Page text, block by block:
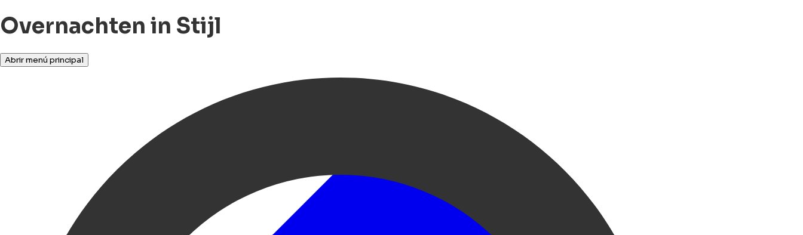
Overnachten in Stijl
Abrir menú principal